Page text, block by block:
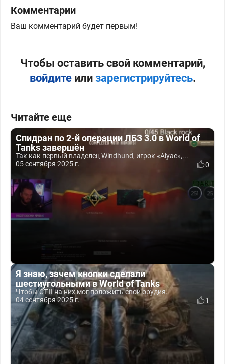
Комментарии
Ваш комментарий будет первым!
Чтобы оставить свой комментарий,
войдитеили зарегистрируйтесь.
Читайте еще
Спидран по 2-й операции ЛБЗ 3.0 в World of
Tanks завершён
Так как первый владелец Windhund, игрок «Alyae»,...
05 сентября 2025 г.
0
Я знаю, зачем кнопки сделали
шестиугольными в World of Tanks
Чтобы СТ-II на них мог положить свои орудия.
04 сентября 2025 г.
1